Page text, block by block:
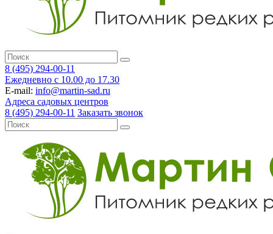
8 (495) 294-00-11
Ежедневно с 10.00 до 17.30
E-mail: info@martin-sad.ru
Адреса садовых центров
8 (495) 294-00-11 Заказать звонок